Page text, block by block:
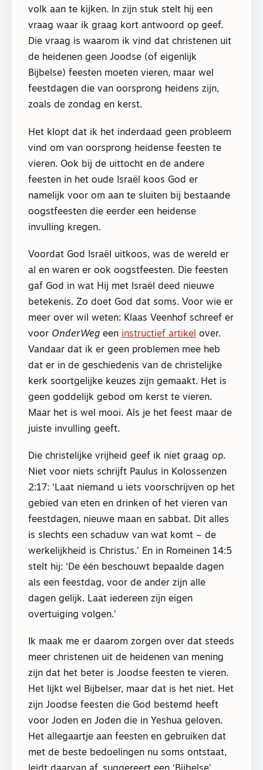
volk aan te kijken. In zijn stuk stelt hij een
vraag waar ik graag kort antwoord op geef.
Die vraag is waarom ik vind dat christenen uit
de heidenen geen Joodse (of eigenlijk
Bijbelse) feesten moeten vieren, maar wel
feestdagen die van oorsprong heidens zijn,
zoals de zondag en kerst.
Het klopt dat ik het inderdaad geen probleem
vind om van oorsprong heidense feesten te
vieren. Ook bij de uittocht en de andere
feesten in het oude Israël koos God er
namelijk voor om aan te sluiten bij bestaande
oogstfeesten die eerder een heidense
invulling kregen.
Voordat God Israël uitkoos, was de wereld er
al en waren er ook oogstfeesten. Die feesten
gaf God in wat Hij met Israël deed nieuwe
betekenis. Zo doet God dat soms. Voor wie er
meer over wil weten: Klaas Veenhof schreef er
voor OnderWeg een instructief artikel over.
Vandaar dat ik er geen problemen mee heb
dat er in de geschiedenis van de christelijke
kerk soortgelijke keuzes zijn gemaakt. Het is
geen goddelijk gebod om kerst te vieren.
Maar het is wel mooi. Als je het feest maar de
juiste invulling geeft.
Die christelijke vrijheid geef ik niet graag op.
Niet voor niets schrijft Paulus in Kolossenzen
2:17: ‘Laat niemand u iets voorschrijven op het
gebied van eten en drinken of het vieren van
feestdagen, nieuwe maan en sabbat. Dit alles
is slechts een schaduw van wat komt – de
werkelijkheid is Christus.’ En in Romeinen 14:5
stelt hij: ‘De één beschouwt bepaalde dagen
als een feestdag, voor de ander zijn alle
dagen gelijk. Laat iedereen zijn eigen
overtuiging volgen.’
Ik maak me er daarom zorgen over dat steeds
meer christenen uit de heidenen van mening
zijn dat het beter is Joodse feesten te vieren.
Het lijkt wel Bijbelser, maar dat is het niet. Het
zijn Joodse feesten die God bestemd heeft
voor Joden en Joden die in Yeshua geloven.
Het allegaartje aan feesten en gebruiken dat
met de beste bedoelingen nu soms ontstaat,